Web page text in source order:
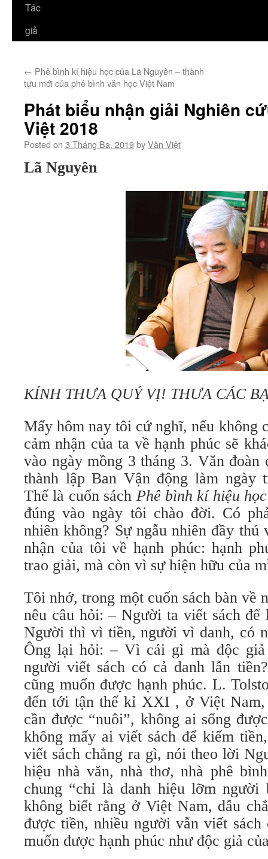
Tác
giả
← Phê bình kí hiệu học của Lã Nguyên – thành
tựu mới của phê bình văn học Việt Nam
Phát biểu nhận giải Nghiên
Việt 2018
Posted on 3 Tháng Ba, 2019byVăn Việt
Lã Nguyên
KÍNH THƯA QUÝ VỊ! THƯA CÁC
Mấy hôm nay tôi cứ nghĩ, nếu không
cảm nhận của ta về hạnh phúc sẽ
vào ngày mồng 3 tháng 3. Văn đoàn
thành lập Ban Vận động làm ngày
Thế là cuốn sách Phê bình kí hiệu học
đúng vào ngày tôi chào đời. Có
nhiên không? Sự ngẫu nhiên đầy thú
nhận của tôi về hạnh phúc: hạnh
trao giải, mà còn vì sự hiện hữu của
Tôi nhớ, trong một cuốn sách bàn về
nêu câu hỏi: – Người ta viết sách
Người thì vì tiền, người vì danh, có
Ông lại hỏi: – Vì cái gì mà độc giả
người viết sách có cả danh lẫn
cũng muốn được hạnh phúc. L.
đến tới tận thế kỉ XXI , ở Việt Nam,
cần được “nuôi”, không ai sống
không mấy ai viết sách để kiếm
viết sách chẳng ra gì, nói theo lời
hiệu nhà văn, nhà thơ, nhà phê
chung “chỉ là danh hiệu lỡm người
không biết rằng ở Việt Nam, dẫu
được tiền, nhiều người vẫn viết sách
muốn được hạnh phúc như độc giả